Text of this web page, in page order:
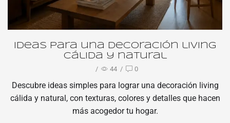
Ideas para una decoración living
cálida y natural
/ 44 / 0
Descubre ideas simples para lograr una decoración living
cálida y natural, con texturas, colores y detalles que hacen
más acogedor tu hogar.